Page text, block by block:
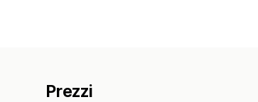
Prezzi